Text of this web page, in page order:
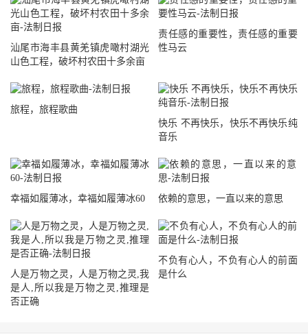
汕尾市海丰县黄羌镇虎噉村湖光
山色工程，破坏村农田十多余亩
责任感的重要性，责任感的重要
性马云
旅程，旅程歌曲
快乐 不再快乐，快乐不再快乐纯
音乐
幸福如履薄冰，幸福如履薄冰60 依赖的意思，一直以来的意思
人是万物之灵，人是万物之灵,我
是人,所以我是万物之灵,推理是
否正确
不负有心人，不负有心人的前面
是什么